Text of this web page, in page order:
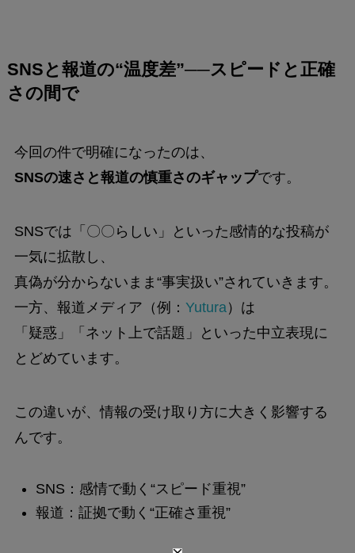
SNSと報道の“温度差”──スピードと正確
さの間で
今回の件で明確になったのは、
SNSの速さと報道の慎重さのギャップです。
SNSでは「〇〇らしい」といった感情的な投稿が
一気に拡散し、
真偽が分からないまま“事実扱い”されていきます。
一方、報道メディア（例： Yutura）は
「疑惑」「ネット上で話題」といった中立表現に
とどめています。
この違いが、情報の受け取り方に大きく影響する
んです。
SNS：感情で動く“スピード重視”
報道：証拠で動く“正確さ重視”